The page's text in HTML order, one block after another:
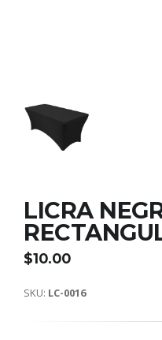
LICRA
$10.00
SKU: LC-0016